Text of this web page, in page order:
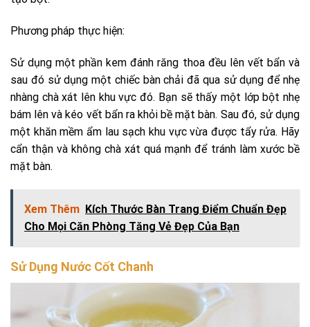
Phương pháp thực hiện:
Sử dụng một phần kem đánh răng thoa đều lên vết bẩn và
sau đó sử dụng một chiếc bàn chải đã qua sử dụng để nhẹ
nhàng chà xát lên khu vực đó. Bạn sẽ thấy một lớp bột nhẹ
bám lên và kéo vết bẩn ra khỏi bề mặt bàn. Sau đó, sử dụng
một khăn mềm ẩm lau sạch khu vực vừa được tẩy rửa. Hãy
cẩn thận và không chà xát quá mạnh để tránh làm xước bề
mặt bàn.
Xem Thêm Kích Thước Bàn Trang Điểm Chuẩn Đẹp
Cho Mọi Căn Phòng Tăng Vẻ Đẹp Của Bạn
Sử Dụng Nước Cốt Chanh